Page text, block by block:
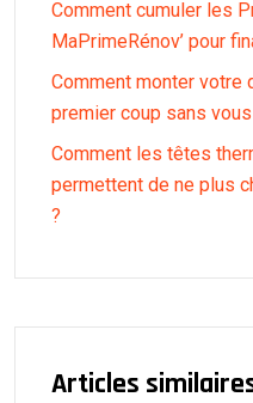
Comment cumuler les
MaPrimeRénov’ pour
Comment monter votre
premier coup sans
Comment les têtes
permettent de ne plus
?
Articles